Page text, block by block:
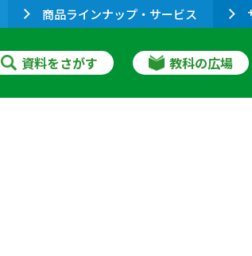
商品ラインナップ・サービス
資料をさがす 教科の広場